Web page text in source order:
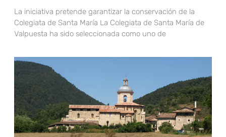
La iniciativa pretende garantizar la conservación de la
Colegiata de Santa María La Colegiata de Santa María de
Valpuesta ha sido seleccionada como uno de